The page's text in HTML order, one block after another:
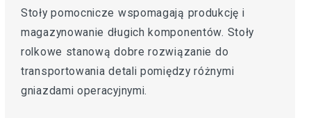
Stoły pomocnicze wspomagają produkcję i
magazynowanie długich komponentów. Stoły
rolkowe stanową dobre rozwiązanie do
transportowania detali pomiędzy różnymi
gniazdami operacyjnymi.